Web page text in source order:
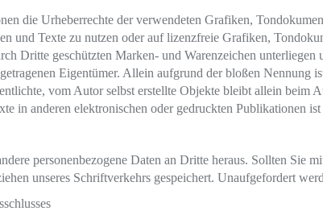
die Urheberrechte der verwendeten Grafiken,
und Texte zu nutzen oder auf lizenzfreie Grafiken,
Dritte geschützten Marken- und Warenzeichen
Eigentümer. Allein aufgrund der bloßen Nennung
vom Autor selbst erstellte Objekte bleibt allein beim
in anderen elektronischen oder gedruckten Publikationen
personenbezogene Daten an Dritte heraus. Sollten
unseres Schriftverkehrs gespeichert. Unaufgefordert